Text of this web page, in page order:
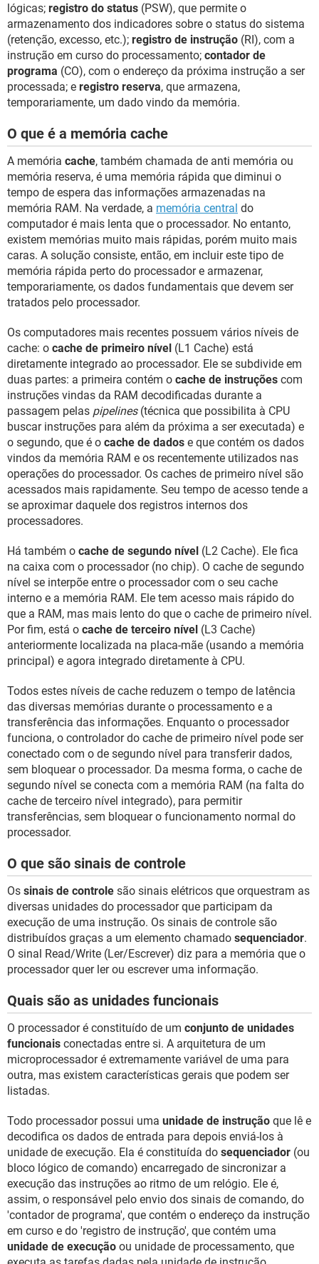
lógicas; registro do status (PSW), que permite o
armazenamento dos indicadores sobre o status do sistema
(retenção, excesso, etc.); registro de instrução (RI), com a
instrução em curso do processamento; contador de
programa (CO), com o endereço da próxima instrução a ser
processada; e registro reserva, que armazena,
temporariamente, um dado vindo da memória.
O que é a memória cache
A memória cache, também chamada de anti memória ou
memória reserva, é uma memória rápida que diminui o
tempo de espera das informações armazenadas na
memória RAM. Na verdade, a memória central do
computador é mais lenta que o processador. No entanto,
existem memórias muito mais rápidas, porém muito mais
caras. A solução consiste, então, em incluir este tipo de
memória rápida perto do processador e armazenar,
temporariamente, os dados fundamentais que devem ser
tratados pelo processador.
Os computadores mais recentes possuem vários níveis de
cache: o cache de primeiro nível (L1 Cache) está
diretamente integrado ao processador. Ele se subdivide em
duas partes: a primeira contém o cache de instruções com
instruções vindas da RAM decodificadas durante a
passagem pelas pipelines(técnica que possibilita à CPU
buscar instruções para além da próxima a ser executada) e
o segundo, que é o cache de dados e que contém os dados
vindos da memória RAM e os recentemente utilizados nas
operações do processador. Os caches de primeiro nível são
acessados mais rapidamente. Seu tempo de acesso tende a
se aproximar daquele dos registros internos dos
processadores.
Há também o cache de segundo nível (L2 Cache). Ele fica
na caixa com o processador (no chip). O cache de segundo
nível se interpõe entre o processador com o seu cache
interno e a memória RAM. Ele tem acesso mais rápido do
que a RAM, mas mais lento do que o cache de primeiro nível.
Por fim, está o cache de terceiro nível (L3 Cache)
anteriormente localizada na placa-mãe (usando a memória
principal) e agora integrado diretamente à CPU.
Todos estes níveis de cache reduzem o tempo de latência
das diversas memórias durante o processamento e a
transferência das informações. Enquanto o processador
funciona, o controlador do cache de primeiro nível pode ser
conectado com o de segundo nível para transferir dados,
sem bloquear o processador. Da mesma forma, o cache de
segundo nível se conecta com a memória RAM (na falta do
cache de terceiro nível integrado), para permitir
transferências, sem bloquear o funcionamento normal do
processador.
O que são sinais de controle
Os sinais de controle são sinais elétricos que orquestram as
diversas unidades do processador que participam da
execução de uma instrução. Os sinais de controle são
distribuídos graças a um elemento chamado sequenciador.
O sinal Read/Write (Ler/Escrever) diz para a memória que o
processador quer ler ou escrever uma informação.
Quais são as unidades funcionais
O processador é constituído de um conjunto de unidades
funcionais conectadas entre si. A arquitetura de um
microprocessador é extremamente variável de uma para
outra, mas existem características gerais que podem ser
listadas.
Todo processador possui uma unidade de instrução que lê e
decodifica os dados de entrada para depois enviá-los à
unidade de execução. Ela é constituída do sequenciador (ou
bloco lógico de comando) encarregado de sincronizar a
execução das instruções ao ritmo de um relógio. Ele é,
assim, o responsável pelo envio dos sinais de comando, do
'contador de programa', que contém o endereço da instrução
em curso e do 'registro de instrução', que contém uma
unidade de execução ou unidade de processamento, que